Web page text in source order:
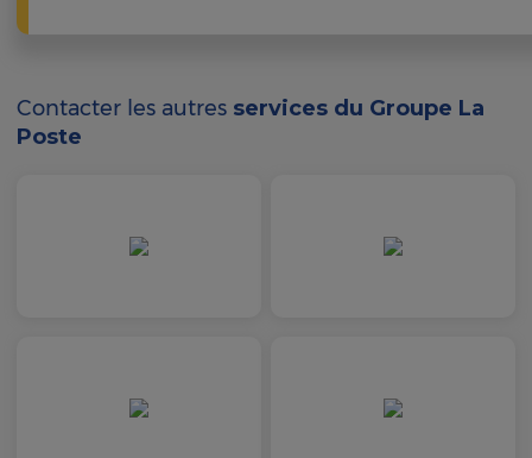
Contacter les autres services du Groupe La
Poste